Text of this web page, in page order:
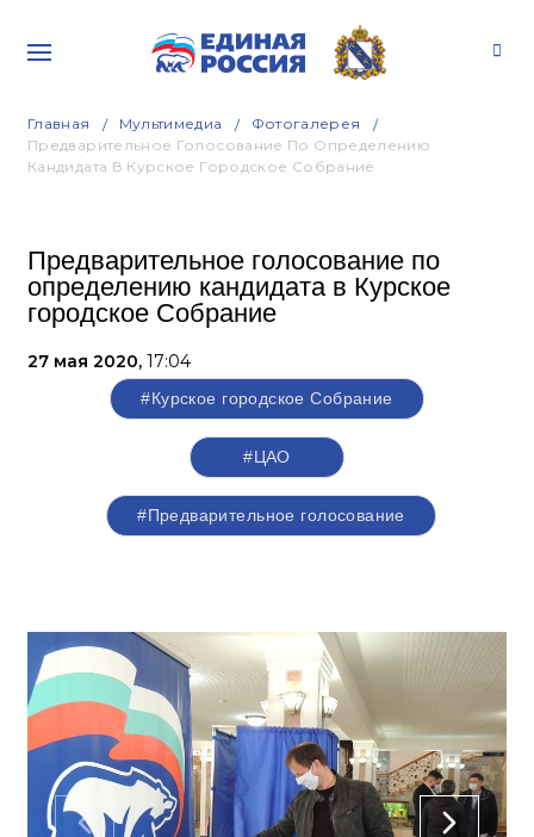
Главная Мультимедиа
Фотогалерея
Предварительное Голосование По Определению
Кандидата В Курское Городское Собрание
Предварительное голосование по
определению кандидата в Курское
городское Собрание
27 мая 2020, 17:04
#Курское городское Собрание
#ЦАО
#Предварительное голосование